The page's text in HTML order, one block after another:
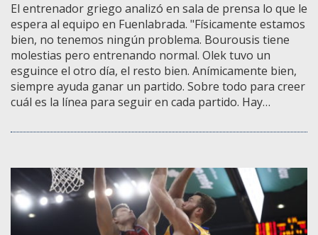
El entrenador griego analizó en sala de prensa lo que le
espera al equipo en Fuenlabrada. "Físicamente estamos
bien, no tenemos ningún problema. Bourousis tiene
molestias pero entrenando normal. Olek tuvo un
esguince el otro día, el resto bien. Anímicamente bien,
siempre ayuda ganar un partido. Sobre todo para creer
cuál es la línea para seguir en cada partido. Hay…